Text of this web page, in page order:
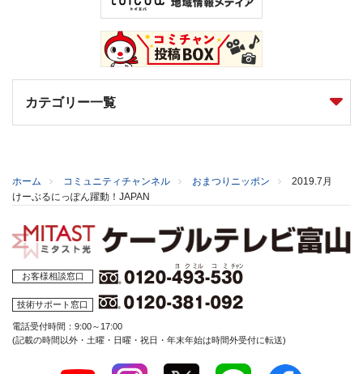
カテゴリー一覧
ホーム コミュニティチャンネル おまつりニッポン
2019.7月
けーぶるにっぽん躍動！JAPAN
お客様相談窓口
技術サポート窓口
電話受付時間：9:00～17:00
(記載の時間以外・土曜・日曜・祝日・年末年始は時間外受付に転送)